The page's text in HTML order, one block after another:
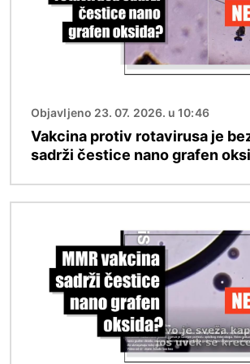
Objavljeno 23. 07. 2026. u 10:46
Vakcina protiv rotavirusa je
sadrži čestice nano grafen